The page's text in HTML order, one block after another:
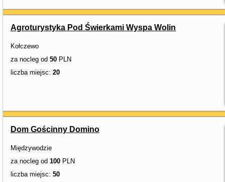
Agroturystyka Pod Świerkami Wyspa Wolin
Kołczewo
za nocleg od 50 PLN
liczba miejsc: 20
Dom Gościnny Domino
Międzywodzie
za nocleg od 100 PLN
liczba miejsc: 50